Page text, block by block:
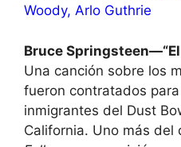
Woody, Arlo Guthrie
Bruce
Una canción sobre los
fueron contratados
inmigrantes del Dust
California. Uno más del